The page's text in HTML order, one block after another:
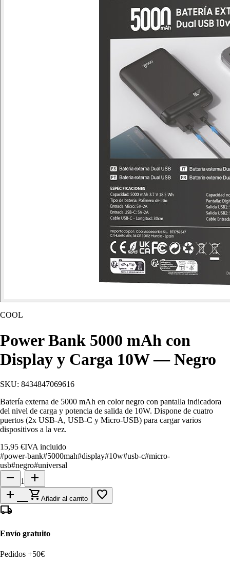
COOL
Power Bank 5000 mAh con
Display y Carga 10W — Negro
SKU: 8434847069616
Batería externa de 5000 mAh en color negro con pantalla indicadora
del nivel de carga y potencia de salida de 10W. Dispone de cuatro
puertos (2x USB-A, USB-C y Micro-USB) para cargar varios
dispositivos a la vez.
15,95 €IVA incluido
#power-bank#5000mah#display#10w#usb-c#micro-
usb#negro#universal
remove 1
add
add_shopping_cart Añadir al carrito
favorite_border
local_shipping
Envío gratuito
Pedidos +50€